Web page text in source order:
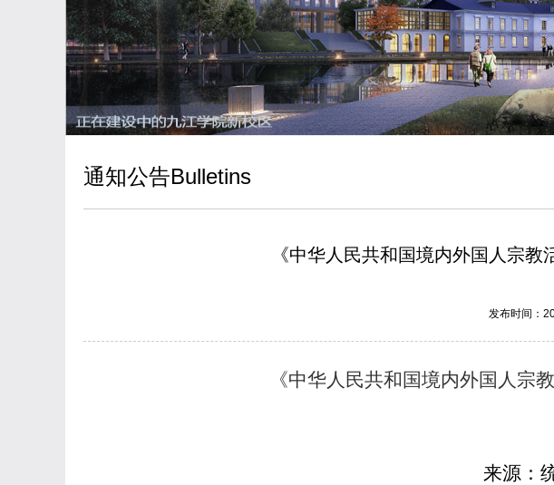
通知公告Bulletins
《中华人民共和国境内外国人宗
发布时间：
《中华人民共和国境内外国人宗
来源：